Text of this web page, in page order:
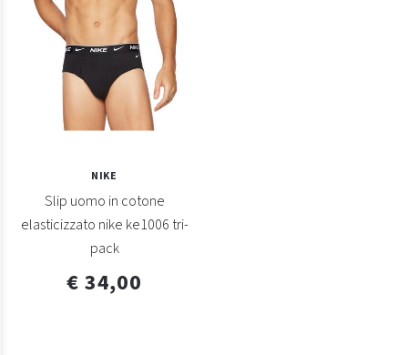
NIKE
Slip uomo in cotone
elasticizzato nike ke1006 tri-
pack
€ 34,00